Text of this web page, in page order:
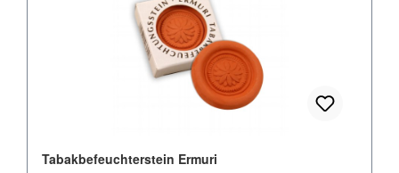
Tabakbefeuchterstein Ermuri